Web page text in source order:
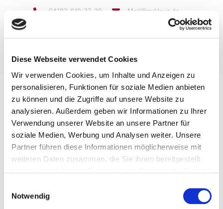
Diese Webseite verwendet Cookies
Wir verwenden Cookies, um Inhalte und Anzeigen zu
personalisieren, Funktionen für soziale Medien anbieten
zu können und die Zugriffe auf unsere Website zu
analysieren. Außerdem geben wir Informationen zu Ihrer
Verwendung unserer Website an unsere Partner für
soziale Medien, Werbung und Analysen weiter. Unsere
Partner führen diese Informationen möglicherweise mit
weiteren Daten zusammen, die Sie ihnen bereitgestellt
Notwendig
04192 819 37-20 Mail@zuHaus.de
Suchanfrage
GmbH
Wieseneck 34
Tel.:04192 819 37-20
Fax:04192 819 37-21